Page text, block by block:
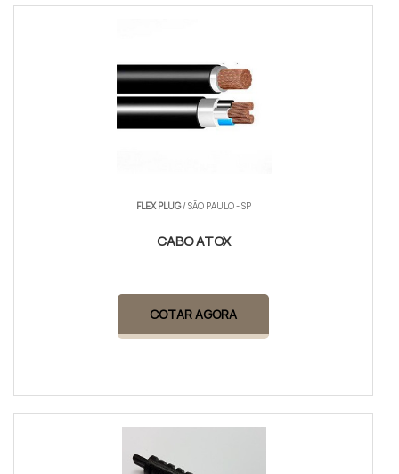
FLEX PLUG/ SÃO PAULO - SP
CABO ATOX
COTAR AGORA